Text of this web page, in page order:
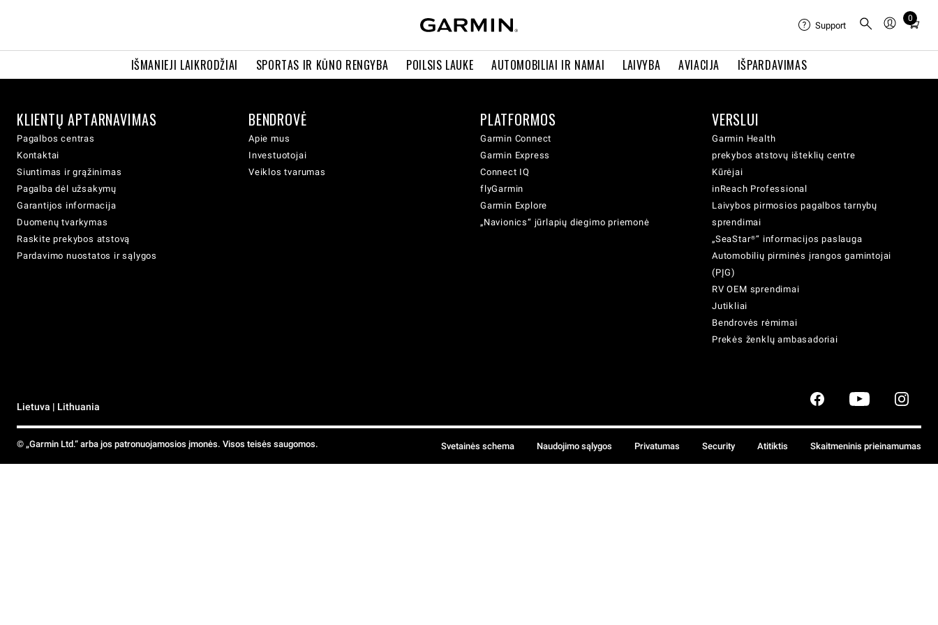
IŠMANIEJI LAIKRODŽIAI SPORTAS IR KŪNO RENGYBA POILSIS LAUKE AUTOMOBILIAI IR NAMAI LAIVYBA AVIACIJA IŠPARDAVIMAS
Support
0
Total
cart:
KLIENTŲ APTARNAVIMAS
Pagalbos centras
Kontaktai
Siuntimas ir grąžinimas
Pagalba dėl užsakymų
Garantijos informacija
Duomenų tvarkymas
Raskite prekybos atstovą
Pardavimo nuostatos ir sąlygos
BENDROVĖ
Apie mus
Investuotojai
Veiklos tvarumas
PLATFORMOS
Garmin Connect
Garmin Express
Connect IQ
flyGarmin
Garmin Explore
„Navionics“ jūrlapių diegimo priemonė
VERSLUI
Garmin Health
prekybos atstovų išteklių centre
Kūrėjai
inReach Professional
Laivybos pirmosios pagalbos tarnybų
sprendimai
„SeaStar®“ informacijos paslauga
Automobilių pirminės įrangos gamintojai
(PĮG)
RV OEM sprendimai
Jutikliai
Bendrovės rėmimai
Prekės ženklų ambasadoriai
Lietuva | Lithuania
© „Garmin Ltd.“ arba jos patronuojamosios įmonės. Visos teisės saugomos. Svetainės schema Naudojimo sąlygos Privatumas Security Atitiktis Skaitmeninis prieinamumas